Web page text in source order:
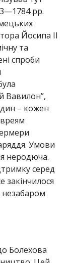
pp.
Йосипа II
та
спроби
Вавилон”,
– кожен
Умови
неродюча.
серед
закінчилося
незабаром
Болехова